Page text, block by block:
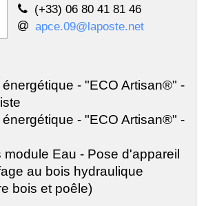
(+33) 06 80 41 81 46
apce.09@laposte.net
énergétique - "ECO Artisan®" -
énergétique - "ECO Artisan®" -
module Eau - Pose d'appareil
au bois hydraulique
bois et poêle)